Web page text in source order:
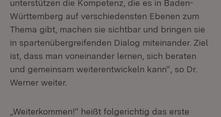
unterstützen die Kompetenz, die es in Baden-
Württem­berg auf verschie­densten Ebenen zum
Thema gibt, machen sie sichtbar und bringen sie
in spar­tenübergreifenden Dialog miteinander. Ziel
ist, dass man voneinander lernen, sich beraten
und gemeinsam weiterentwickeln kann“, so Dr.
Werner weiter.
„Weiterkommen!“ heißt folgerichtig das erste